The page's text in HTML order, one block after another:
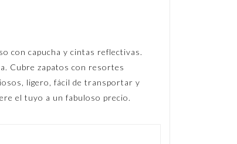
con capucha y cintas reflectivas.
Cubre zapatos con resortes
ligero, fácil de transportar y
el tuyo a un fabuloso precio.